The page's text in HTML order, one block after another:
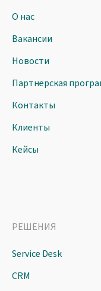
О нас
Вакансии
Новости
Партнерская
Контакты
Клиенты
Кейсы
РЕШЕНИЯ
Service Desk
CRM